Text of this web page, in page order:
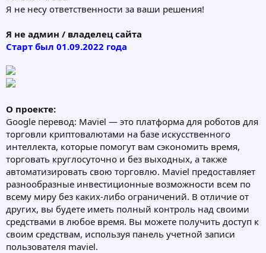
Я не несу ответственности за ваши решения!
Я не админ / владелец сайта
Старт был 01.09.2022 года
О проекте:
Google перевод: Maviel — это платформа для роботов для
торговли криптовалютами на базе искусственного
интеллекта, которые помогут вам сэкономить время,
торговать круглосуточно и без выходных, а также
автоматизировать свою торговлю. Maviel предоставляет
разнообразные инвестиционные возможности всем по
всему миру без каких-либо ограничений. В отличие от
других, вы будете иметь полный контроль над своими
средствами в любое время. Вы можете получить доступ к
своим средствам, используя панель учетной записи
пользователя maviel.